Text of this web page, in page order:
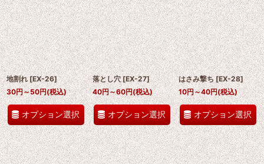
地割れ [EX-26]
30円～50円(税込)
オプション選択
落とし穴 [EX-27]
40円～60円(税込)
オプション選択
はさみ撃ち [EX-28]
10円～40円(税込)
オプション選択